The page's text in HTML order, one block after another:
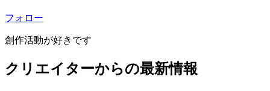
フォロー
創作活動が好きです
クリエイターからの最新情報